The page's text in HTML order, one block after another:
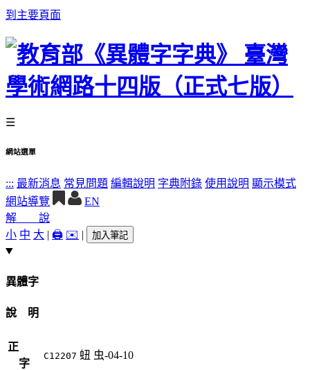
到主要頁面
☰
網站選單
::: 最新消息 常見問題 編輯說明 字典附錄 使用說明 顯示模式
網站導覽
EN
解 說
小 中 大 | 🖨️ ✉️ | 加入筆記
異體字
說 明
正
字
C12207 䖡 虫-04-10